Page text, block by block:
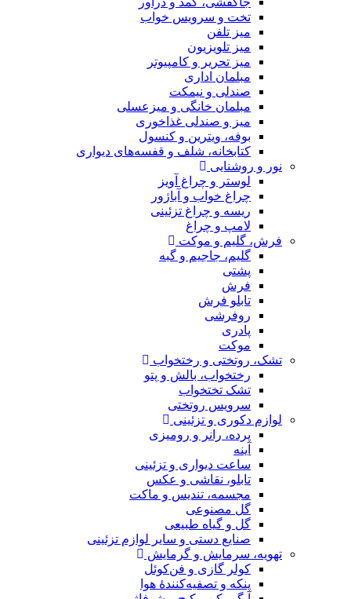
تخت و سرویس خواب
میز تلفن
میز تلویزیون
میز تحریر و کامپیوتر
مبلمان اداری
صندلی و نیمکت
مبلمان خانگی و میزعسلی
میز و صندلی غذاخوری
بوفه، ویترین و کنسول
کتابخانه، شلف و قفسه‌های دیواری
نور و روشنایی
لوستر و چراغ آویز
چراغ خواب و آباژور
ریسه و چراغ تزئینی
لامپ و چراغ
فرش، گلیم و موکت
گلیم، جاجیم و گبه
پشتی
فرش
تابلو فرش
روفرشی
پادری
موکت
تشک، روتختی و رختخواب
رختخواب، بالش و پتو
تشک تختخواب
سرویس روتختی
لوازم دکوری و تزئینی
پرده، رانر و رومیزی
آینه
ساعت دیواری و تزئینی
تابلو، نقاشی و عکس
مجسمه، تندیس و ماکت
گل مصنوعی
گل و گیاه طبیعی
صنایع دستی و سایر لوازم تزئینی
تهویه، سرمایش و گرمایش
کولر گازی و فن‌کوئل
پنکه و تصفیه‌کنندهٔ هوا